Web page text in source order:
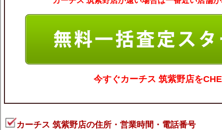
今すぐカーチス 筑紫野店を
カーチス 筑紫野店の住所・営業時間・電話番号